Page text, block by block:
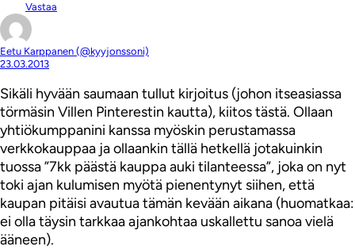
Vastaa
Eetu Karppanen (@kyyjonssoni)
23.03.2013
Sikäli hyvään saumaan tullut kirjoitus (johon itseasiassa
törmäsin Villen Pinterestin kautta), kiitos tästä. Ollaan
yhtiökumppanini kanssa myöskin perustamassa
verkkokauppaa ja ollaankin tällä hetkellä jotakuinkin
tuossa ”7kk päästä kauppa auki tilanteessa”, joka on nyt
toki ajan kulumisen myötä pienentynyt siihen, että
kaupan pitäisi avautua tämän kevään aikana (huomatkaa:
ei olla täysin tarkkaa ajankohtaa uskallettu sanoa vielä
ääneen).